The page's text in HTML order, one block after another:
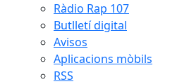
Ràdio Rap 107
Butlletí digital
Avisos
Aplicacions mòbils
RSS